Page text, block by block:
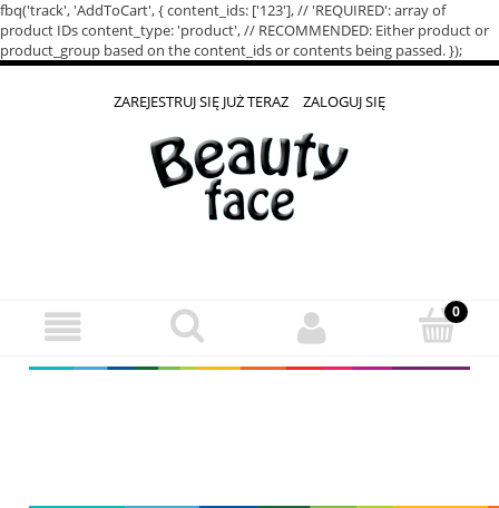
fbq('track', 'AddToCart', { content_ids: ['123'], // 'REQUIRED': array of
product IDs content_type: 'product', // RECOMMENDED: Either product or
product_group based on the content_ids or contents being passed. });
ZAREJESTRUJ SIĘ JUŻ TERAZ ZALOGUJ SIĘ